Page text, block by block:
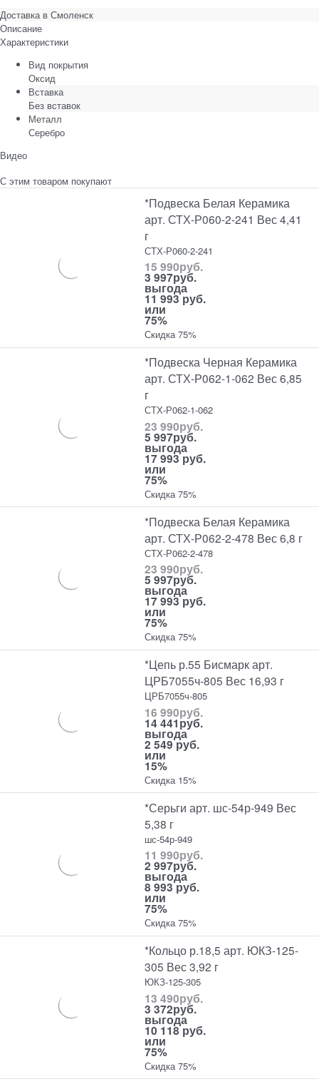
Доставка в Смоленск
Описание
Характеристики
Вид покрытия
Оксид
Вставка
Без вставок
Металл
Серебро
Видео
С этим товаром покупают
*Подвеска Белая Керамика
арт. СТХ-Р060-2-241 Вес 4,41
г
СТХ-Р060-2-241
15 990руб.
3 997руб.
выгода
11 993 руб.
или
75%
Скидка 75%
*Подвеска Черная Керамика
арт. СТХ-Р062-1-062 Вес 6,85
г
СТХ-Р062-1-062
23 990руб.
5 997руб.
выгода
17 993 руб.
или
75%
Скидка 75%
*Подвеска Белая Керамика
арт. СТХ-Р062-2-478 Вес 6,8 г
СТХ-Р062-2-478
23 990руб.
5 997руб.
выгода
17 993 руб.
или
75%
Скидка 75%
*Цепь р.55 Бисмарк арт.
ЦРБ7055ч-805 Вес 16,93 г
ЦРБ7055ч-805
16 990руб.
14 441руб.
выгода
2 549 руб.
или
15%
Скидка 15%
*Серьги арт. шс-54р-949 Вес
5,38 г
шс-54р-949
11 990руб.
2 997руб.
выгода
8 993 руб.
или
75%
Скидка 75%
*Кольцо р.18,5 арт. ЮКЗ-125-
305 Вес 3,92 г
ЮКЗ-125-305
13 490руб.
3 372руб.
выгода
10 118 руб.
или
75%
Скидка 75%